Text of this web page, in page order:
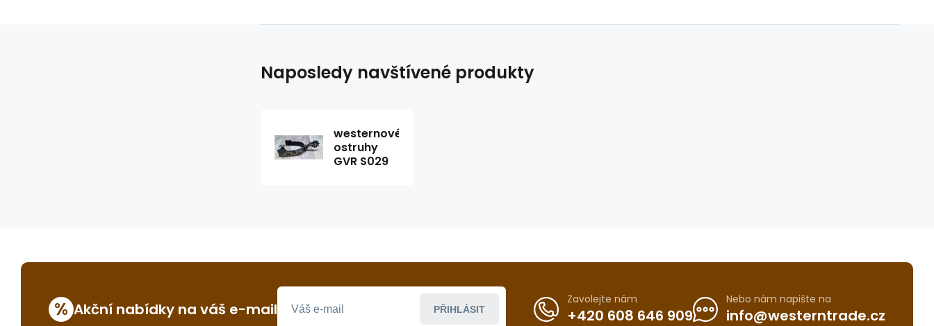
Naposledy navštívené produkty
westernové
ostruhy
GVR S029
% Akční nabídky na váš e-mail PŘIHLÁSIT
Zavolejte nám
+420 608 646 909
Nebo nám napište na
info@westerntrade.cz